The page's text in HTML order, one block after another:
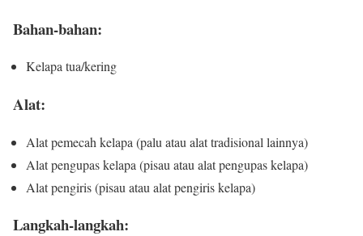
Bahan-bahan:
Kelapa tua/kering
Alat:
Alat pemecah kelapa (palu atau alat tradisional lainnya)
Alat pengupas kelapa (pisau atau alat pengupas kelapa)
Alat pengiris (pisau atau alat pengiris kelapa)
Langkah-langkah: